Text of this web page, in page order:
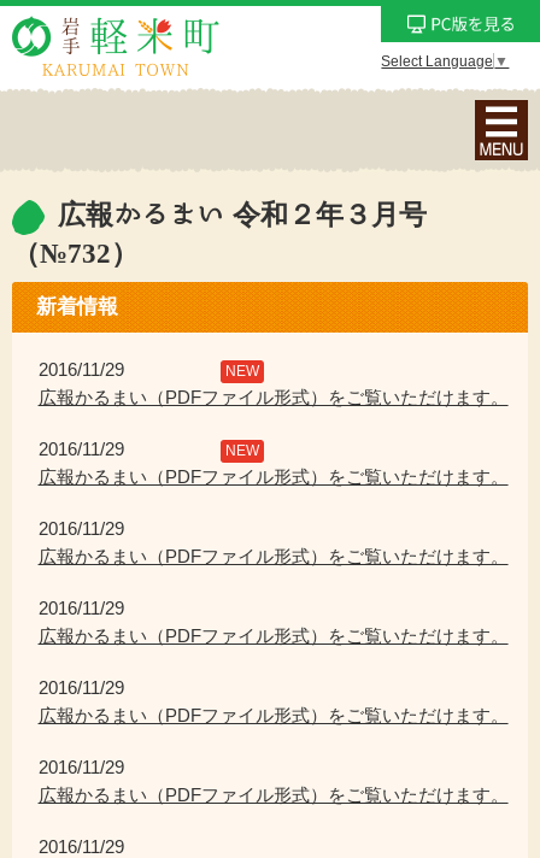
Select Language ▼
ナ
ビ
ン
メ
表
広報かるまい 令和２年３月号
（№732）
新着情報
2016/11/29 NEW
広報かるまい（PDFファイル形式）をご覧いただけます。
2016/11/29 NEW
広報かるまい（PDFファイル形式）をご覧いただけます。
2016/11/29
広報かるまい（PDFファイル形式）をご覧いただけます。
2016/11/29
広報かるまい（PDFファイル形式）をご覧いただけます。
2016/11/29
広報かるまい（PDFファイル形式）をご覧いただけます。
2016/11/29
広報かるまい（PDFファイル形式）をご覧いただけます。
2016/11/29